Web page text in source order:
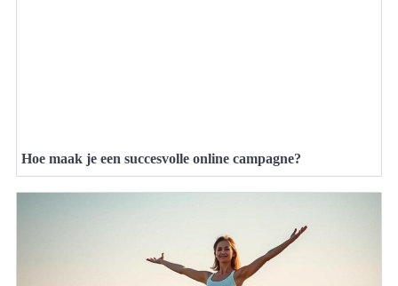
Hoe maak je een succesvolle online campagne?